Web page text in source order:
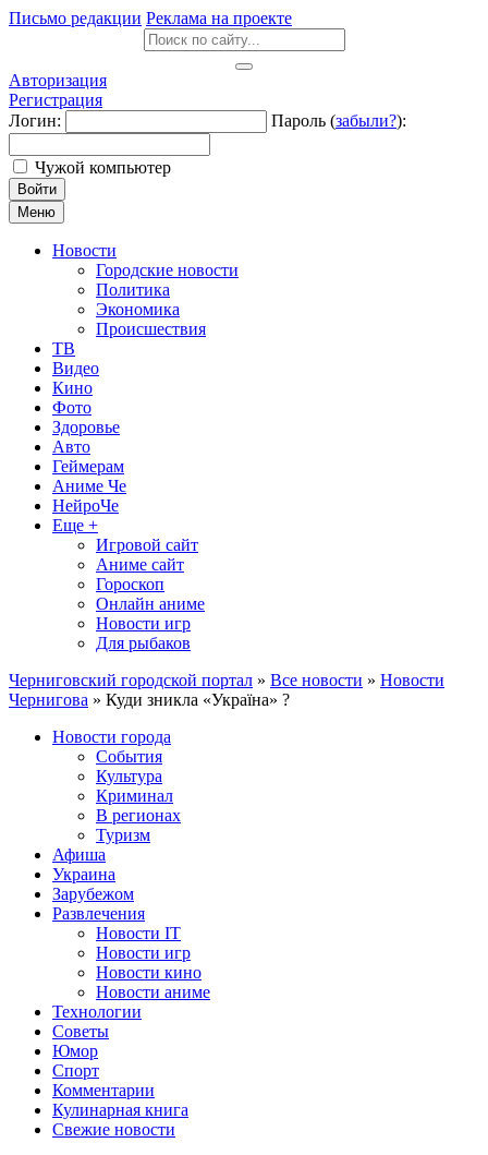
Письмо редакции Реклама на проекте
Авторизация
Регистрация
Логин:
Пароль (забыли?):
Чужой компьютер
Войти
Меню
Новости
Городские новости
Политика
Экономика
Происшествия
ТВ
Видео
Кино
Фото
Здоровье
Авто
Геймерам
Аниме Че
НейроЧе
Еще +
Игровой сайт
Аниме сайт
Гороскоп
Онлайн аниме
Новости игр
Для рыбаков
Черниговский городской портал » Все новости » Новости
Чернигова » Куди зникла «Україна» ?
Новости города
События
Культура
Криминал
В регионах
Туризм
Афиша
Украина
Зарубежом
Развлечения
Новости IT
Новости игр
Новости кино
Новости аниме
Технологии
Советы
Юмор
Спорт
Комментарии
Кулинарная книга
Свежие новости